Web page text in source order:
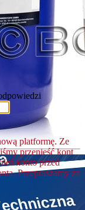
platformę. Ze
przenieść kont
konto przed
Przepraszamy za